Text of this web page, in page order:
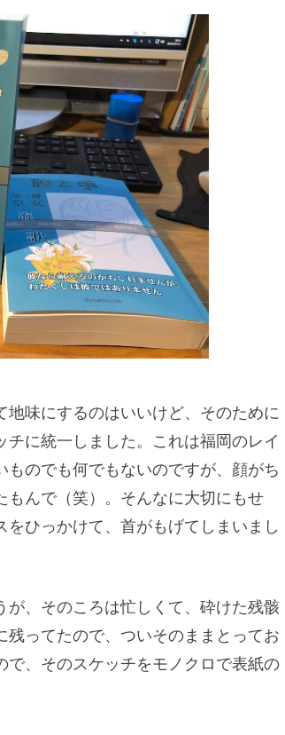
味にするのはいいけど、そのために
に統一しました。これは福岡のレイ
のでも何でもないのですが、顔がち
もんで（笑）。そんなに大切にもせ
ひっかけて、首がもげてしまいまし
、そのころは忙しくて、砕けた残骸
ってたので、ついそのままとってお
で、そのスケッチをモノクロで表紙の